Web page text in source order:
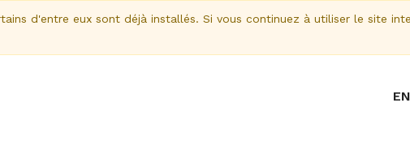
d'entre eux sont déjà installés. Si vous continuez à utiliser le site
EN